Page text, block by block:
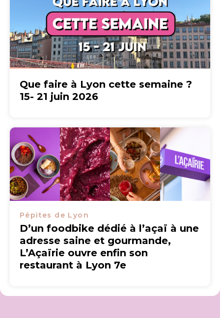
Que faire à Lyon cette semaine ?
15- 21 juin 2026
Pépites de Lyon
D’un foodbike dédié à l’açaï à une
adresse saine et gourmande,
L’Açaïrie ouvre enfin son
restaurant à Lyon 7e